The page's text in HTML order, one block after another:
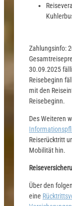
Zahlungsinfo:
30.09.2025
Reisebeginn
mit den
Reisebeginn.
Des Weiteren
Reiserücktritt
Mobilität hin.
Über den
eine